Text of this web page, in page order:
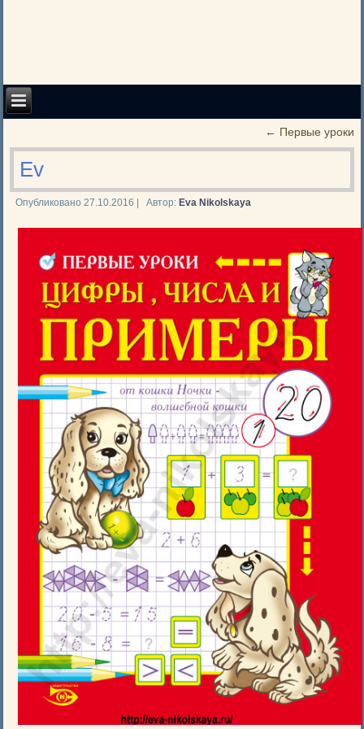
← Первые уроки
Ev
Опубликовано 27.10.2016 Автор: Eva Nikolskaya